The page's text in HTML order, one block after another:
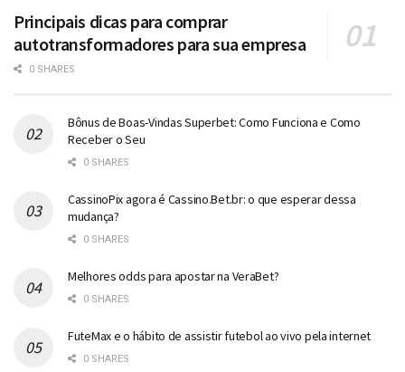
Principais dicas para comprar
autotransformadores para sua empresa
0 SHARES
Bônus de Boas-Vindas Superbet: Como Funciona e Como
Receber o Seu
0 SHARES
CassinoPix agora é Cassino.Bet.br: o que esperar dessa
mudança?
0 SHARES
Melhores odds para apostar na VeraBet?
0 SHARES
FuteMax e o hábito de assistir futebol ao vivo pela internet
0 SHARES